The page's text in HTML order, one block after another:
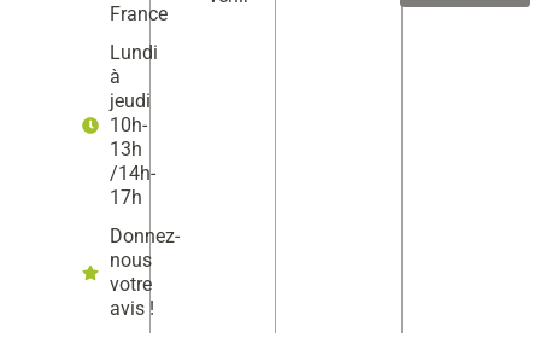
France
Lundi
à
jeudi
10h-
13h
/14h-
17h
Donnez-
nous
votre
avis !